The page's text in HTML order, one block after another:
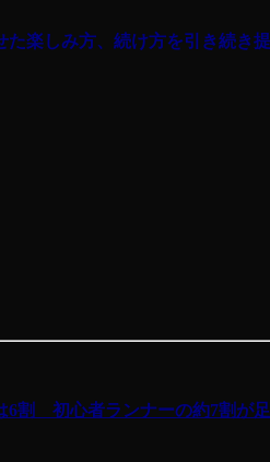
楽しみ方、続け方を引き続き提
6割 初心者ランナーの約7割が